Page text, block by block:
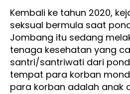
Kembali ke tahun 2020,
seksual bermula saat
Jombang itu sedang
tenaga kesehatan yang
santri/santriwati dari
tempat para korban
para korban adalah anak